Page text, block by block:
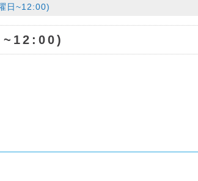
日~12:00)
~12:00)